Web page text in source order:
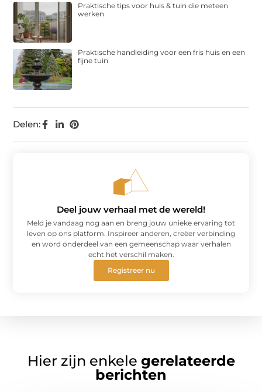
Delen:
Praktische tips voor huis & tuin die meteen
werken
Praktische handleiding voor een fris huis en een
fijne tuin
Deel jouw verhaal met de wereld!
Meld je vandaag nog aan en breng jouw unieke ervaring tot
leven op ons platform. Inspireer anderen, creëer verbinding
en word onderdeel van een gemeenschap waar verhalen
echt het verschil maken.
Registreer nu
Hier zijn enkele gerelateerde
berichten